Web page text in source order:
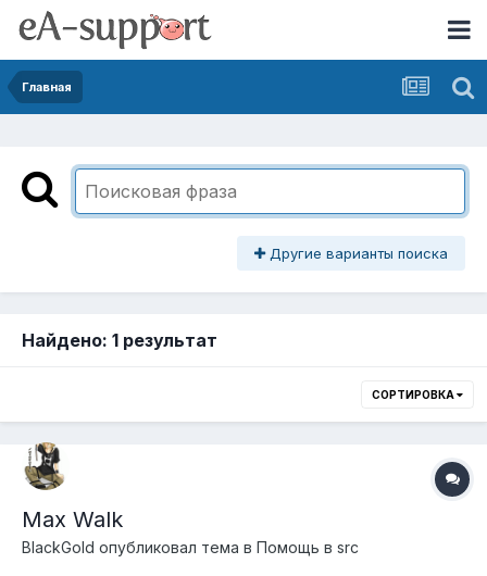
Главная
Другие варианты поиска
Найдено: 1 результат
СОРТИРОВКА
Max Walk
BlackGold опубликовал тема в Помощь в src